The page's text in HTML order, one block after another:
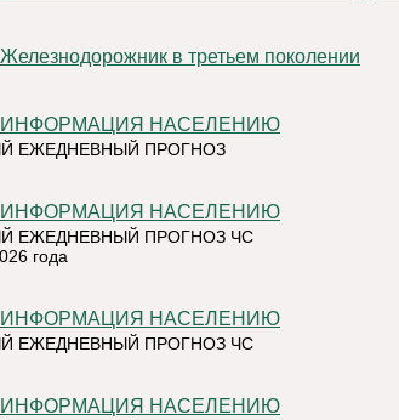
Железнодорожник в третьем поколении
ИНФОРМАЦИЯ НАСЕЛЕНИЮ
ЕЖЕДНЕВНЫЙ ПРОГНОЗ
ИНФОРМАЦИЯ НАСЕЛЕНИЮ
ЕЖЕДНЕВНЫЙ ПРОГНОЗ ЧС
года
ИНФОРМАЦИЯ НАСЕЛЕНИЮ
ЕЖЕДНЕВНЫЙ ПРОГНОЗ ЧС
ИНФОРМАЦИЯ НАСЕЛЕНИЮ